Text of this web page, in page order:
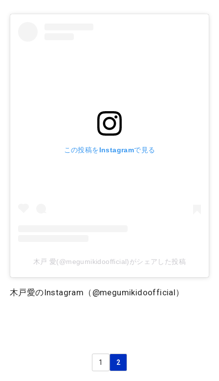
この投稿をInstagramで見る
木戸 愛(@megumikidoofficial)がシェアした投稿
木戸愛のInstagram（@megumikidoofficial）
1 2